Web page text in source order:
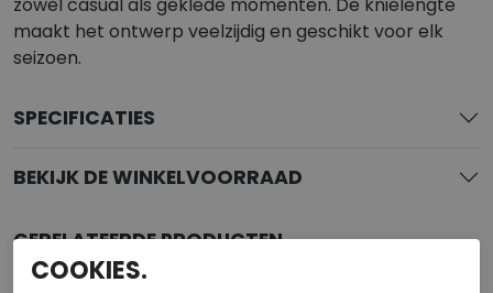
maakt het ontwerp veelzijdig en geschikt voor elk
seizoen.
SPECIFICATIES
BEKIJK DE WINKELVOORRAAD
GERELATEERDE PRODUCTEN
COOKIES.